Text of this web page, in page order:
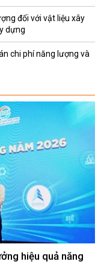
đối với vật liệu xây
dựng
chi phí năng lượng và
hiệu quả năng